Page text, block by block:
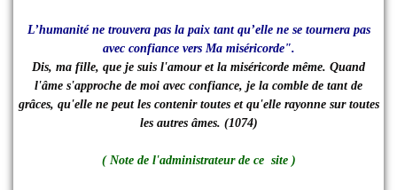
L’humanité ne trouvera pas la paix tant qu’elle ne se tournera pas
avec confiance vers Ma miséricorde".
Dis, ma fille, que je suis l'amour et la miséricorde même. Quand
l'âme s'approche de moi avec confiance, je la comble de tant de
grâces, qu'elle ne peut les contenir toutes et qu'elle rayonne sur toutes
les autres âmes. (1074)
( Note de l'administrateur de ce site )